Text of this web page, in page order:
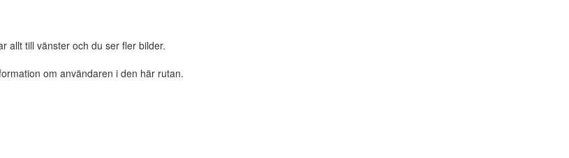
allt till vänster och du ser fler bilder.
om användaren i den här rutan.